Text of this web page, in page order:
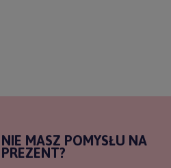
NIE MASZ POMYSŁU NA
PREZENT?